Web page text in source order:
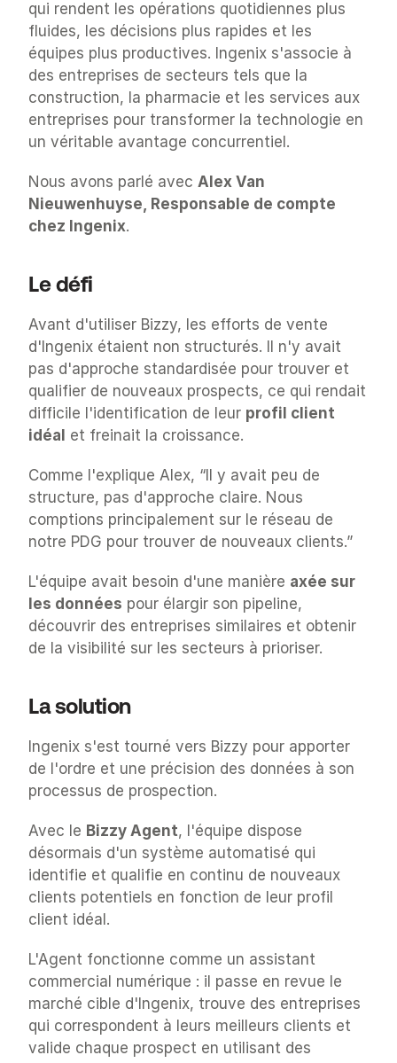
qui rendent les opérations quotidiennes plus
fluides, les décisions plus rapides et les
équipes plus productives. Ingenix s'associe à
des entreprises de secteurs tels que la
construction, la pharmacie et les services aux
entreprises pour transformer la technologie en
un véritable avantage concurrentiel.
Nous avons parlé avec Alex Van
Nieuwenhuyse, Responsable de compte
chez Ingenix.
Le défi
Avant d'utiliser Bizzy, les efforts de vente
d'Ingenix étaient non structurés. Il n'y avait
pas d'approche standardisée pour trouver et
qualifier de nouveaux prospects, ce qui rendait
difficile l'identification de leur profil client
idéal et freinait la croissance.
Comme l'explique Alex, “Il y avait peu de
structure, pas d'approche claire. Nous
comptions principalement sur le réseau de
notre PDG pour trouver de nouveaux clients.”
L'équipe avait besoin d'une manière axée sur
les données pour élargir son pipeline,
découvrir des entreprises similaires et obtenir
de la visibilité sur les secteurs à prioriser.
La solution
Ingenix s'est tourné vers Bizzy pour apporter
de l'ordre et une précision des données à son
processus de prospection.
Avec le Bizzy Agent, l'équipe dispose
désormais d'un système automatisé qui
identifie et qualifie en continu de nouveaux
clients potentiels en fonction de leur profil
client idéal.
L'Agent fonctionne comme un assistant
commercial numérique : il passe en revue le
marché cible d'Ingenix, trouve des entreprises
qui correspondent à leurs meilleurs clients et
valide chaque prospect en utilisant des